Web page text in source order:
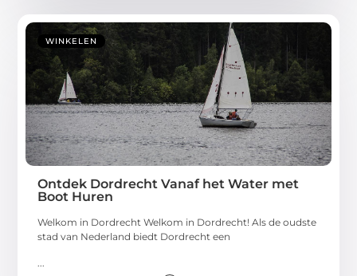
WINKELEN
Ontdek Dordrecht Vanaf het Water met
Boot Huren
Welkom in Dordrecht Welkom in Dordrecht! Als de oudste
stad van Nederland biedt Dordrecht een